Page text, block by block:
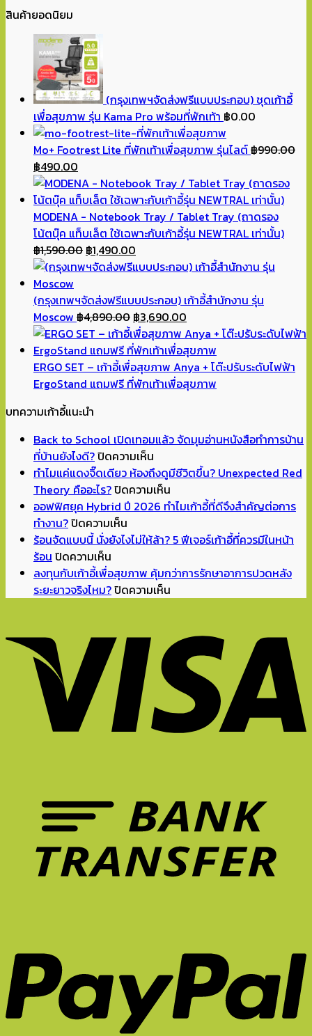
สินค้ายอดนิยม
(กรุงเทพฯจัดส่งฟรีแบบประกอบ) ชุดเก้าอี้
เพื่อสุขภาพ รุ่น Kama Pro พร้อมที่พักเท้า ฿0.00
Mo+ Footrest Lite ที่พักเท้าเพื่อสุขภาพ รุ่นไลต์฿990.00
Original
price
was:
฿990.00.
฿490.00
price
is:
฿490.00.
MODENA - Notebook Tray / Tablet Tray (ถาดรอง
โน้ตบุ๊ค แท็บเล็ต ใช้เฉพาะกับเก้าอี้รุ่น NEWTRAL เท่านั้น)
฿1,590.00 Original
price
฿1,590.00.
฿1,490.00
price
฿1,490.00.
(กรุงเทพฯจัดส่งฟรีแบบประกอบ) เก้าอี้สำนักงาน รุ่น
Moscow ฿4,890.00 Original
price
was:
฿4,890.00.
฿3,690.00
price
is:
฿3,690.00.
ERGO SET – เก้าอี้เพื่อสุขภาพ Anya + โต๊ะปรับระดับไฟฟ้า
ErgoStand แถมฟรี ที่พักเท้าเพื่อสุขภาพ
บทความเก้าอี้แนะนำ
Back to School เปิดเทอมแล้ว จัดมุมอ่านหนังสือทำการบ้าน
ที่บ้านยังไงดี?ปิดความเห็น
Back
to
School
เทอม
จัด
มุม
ทำการ
บ้าน
บ้าน
ยัง
ทำไมแค่แดงจิ๊ดเดียว ห้องถึงดูมีชีวิตขึ้น? Unexpected Red
Theory คืออะไร?ปิดความเห็น
ทำไม
แดง
เดียว
มี
ชีวิต
ขึ้น?
Unexpected
Theory
ออฟฟิศยุค Hybrid ปี 2026 ทำไมเก้าอี้ที่ดีจึงสำคัญต่อการ
ทำงาน?ปิดความเห็น
ออฟฟิศ
Hybrid
ปี
เก้าอี้
สำคัญ
ต่อ
ร้อนจัดแบบนี้ นั่งยังไงไม่ให้ล้า? 5 ฟีเจอร์เก้าอี้ที่ควรมีในหน้า
ร้อน ปิดความเห็น
ร้อน
จัด
นั่ง
ยัง
ไง
ไม่
ให้
ล้า?
ควร
หน้า
ร้อน
ลงทุนกับเก้าอี้เพื่อสุขภาพ คุ้มกว่าการรักษาอาการปวดหลัง
ระยะยาวจริงไหม?ปิดความเห็น
เก้าอี้
เพื่อ
สุขภาพ
คุ้ม
ระยะ
ยาว
ไหม?